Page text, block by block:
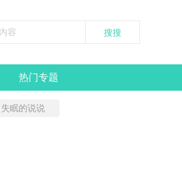
热门专题
失眠的说说